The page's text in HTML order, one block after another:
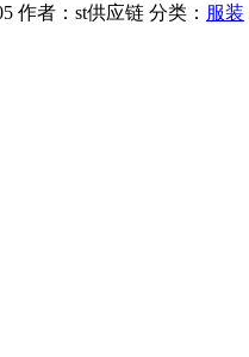
作者：st供应链 分类： 服装